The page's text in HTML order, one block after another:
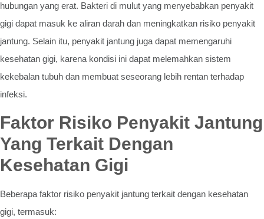
hubungan yang erat. Bakteri di mulut yang menyebabkan penyakit
gigi dapat masuk ke aliran darah dan meningkatkan risiko penyakit
jantung. Selain itu, penyakit jantung juga dapat memengaruhi
kesehatan gigi, karena kondisi ini dapat melemahkan sistem
kekebalan tubuh dan membuat seseorang lebih rentan terhadap
infeksi.
Faktor Risiko Penyakit Jantung
Yang Terkait Dengan
Kesehatan Gigi
Beberapa faktor risiko penyakit jantung terkait dengan kesehatan
gigi, termasuk: